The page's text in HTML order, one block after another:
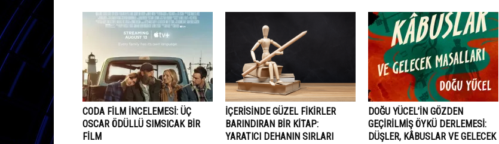
CODA FILM İNCELEMESI: ÜÇ
OSCAR ÖDÜLLÜ SIMSICAK BIR
FILM
İÇERISINDE GÜZEL FIKIRLER
BARINDIRAN BIR KITAP:
YARATICI DEHANIN SIRLARI
DOĞU YÜCEL’IN GÖZDEN
GEÇIRILMIŞ ÖYKÜ DERLEMESI:
DÜŞLER, KÂBUSLAR VE GELECEK